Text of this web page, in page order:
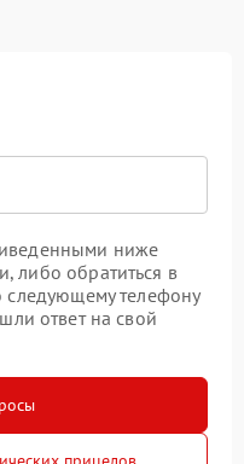
ниже
либо обратиться в
следующему телефону
ответ на свой